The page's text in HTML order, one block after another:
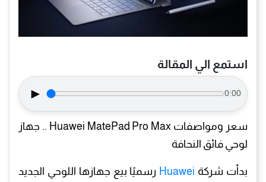
استمع الي المقالة
► 0:00
سعر ومواصفات Huawei MatePad Pro Max .. جهاز
لوحي فائق النحافة
بدأت شركة Huawei رسميًا بيع جهازها اللوحي الجديد